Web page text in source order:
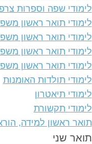
לימודי שפה וספרות
לימודי תואר ראשון
לימודי תואר ראשון
לימודי תואר ראשון
לימודי תואר ראשון
לימודי תולדות האומנות
לימודי תיאטרון
לימודי תקשורת
תואר ראשון למידה,
תואר שני